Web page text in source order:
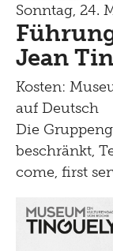
Sonntag, 24.
Jean
Kosten:
auf Deutsch
Die
beschränkt,
come, first